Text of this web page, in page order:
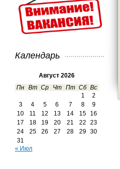
Календарь
Август 2026
Пн Вт Ср Чт Пт Сб Вс
1
2
3
4 5 6 7 8
9
10
11 12 13 14 15
16
17
18 19 20 21 22
23
24
25 26 27 28 29
30
31
« Июл